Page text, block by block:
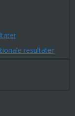
resultater